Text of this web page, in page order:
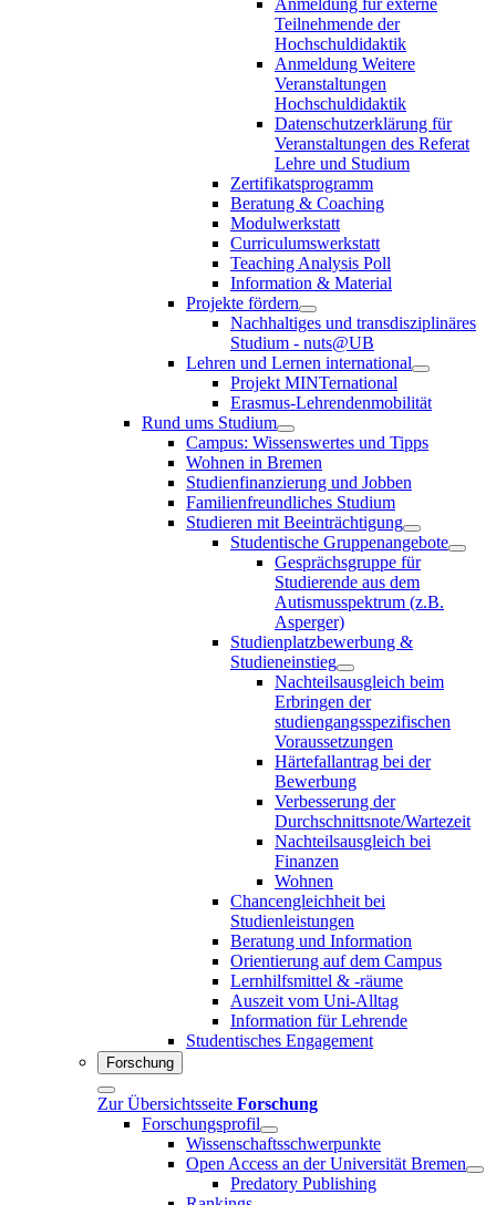
Teilnehmende der
Hochschuldidaktik
Anmeldung Weitere
Veranstaltungen
Hochschuldidaktik
Datenschutzerklärung für
Veranstaltungen des Referat
Lehre und Studium
Zertifikatsprogramm
Beratung & Coaching
Modulwerkstatt
Curriculumswerkstatt
Teaching Analysis Poll
Information & Material
Projekte fördern
Nachhaltiges und transdisziplinäres
Studium - nuts@UB
Lehren und Lernen international
Projekt MINTernational
Erasmus-Lehrendenmobilität
Rund ums Studium
Campus: Wissenswertes und Tipps
Wohnen in Bremen
Studienfinanzierung und Jobben
Familienfreundliches Studium
Studieren mit Beeinträchtigung
Studentische Gruppenangebote
Gesprächsgruppe für
Studierende aus dem
Autismusspektrum (z.B.
Asperger)
Studienplatzbewerbung &
Studieneinstieg
Nachteilsausgleich beim
Erbringen der
studiengangsspezifischen
Voraussetzungen
Härtefallantrag bei der
Bewerbung
Verbesserung der
Durchschnittsnote/Wartezeit
Nachteilsausgleich bei
Finanzen
Wohnen
Chancengleichheit bei
Studienleistungen
Beratung und Information
Orientierung auf dem Campus
Lernhilfsmittel & -räume
Auszeit vom Uni-Alltag
Information für Lehrende
Studentisches Engagement
Forschung
Zur Übersichtsseite Forschung
Forschungsprofil
Wissenschaftsschwerpunkte
Open Access an der Universität Bremen
Predatory Publishing